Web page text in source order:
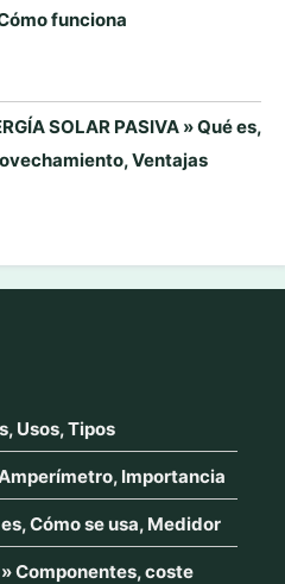
funciona
SOLAR PASIVA » Qué es,
Ventajas
Usos, Tipos
Importancia
Cómo se usa, Medidor
» Componentes, coste